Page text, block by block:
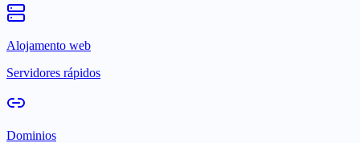
Alojamento web
Servidores rápidos
Dominios